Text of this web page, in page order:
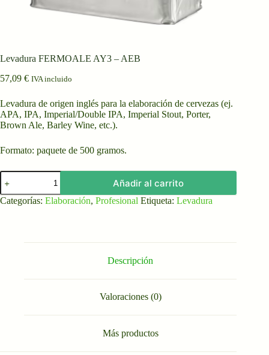
Levadura FERMOALE AY3 – AEB
57,09 € IVA incluido
Levadura de origen inglés para la elaboración de cervezas (ej.
APA, IPA, Imperial/Double IPA, Imperial Stout, Porter,
Brown Ale, Barley Wine, etc.).
Formato: paquete de 500 gramos.
Levadura
FERMOALE
AY3
-
Añadir al carrito
Categorías: Elaboración, Profesional Etiqueta: Levadura
Descripción
Valoraciones (0)
Más productos